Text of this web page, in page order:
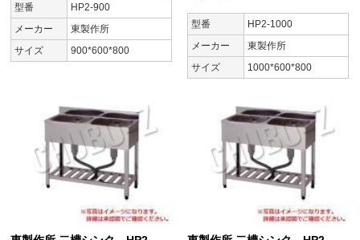
型番
HP2-900
メーカー
東製作所
サイズ
900*600*800
型番
HP2-1000
メーカー
東製作所
サイズ
1000*600*800